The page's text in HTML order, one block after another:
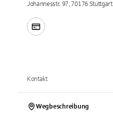
Johannesstr. 97, 70176 Stuttgart
Kontakt
Wegbeschreibung